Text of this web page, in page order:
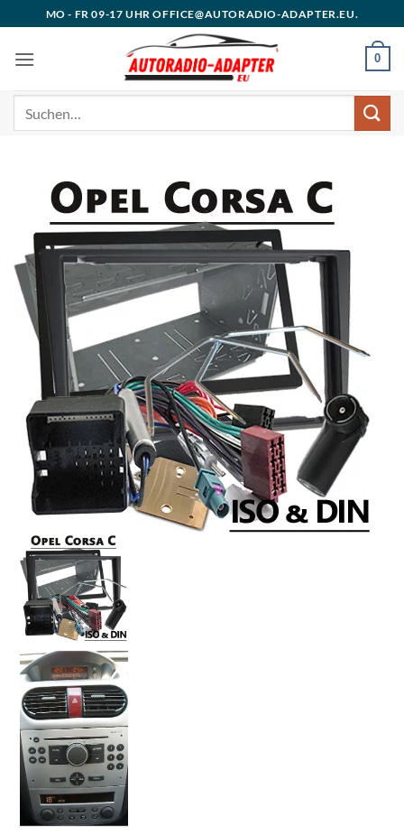
Inhalt
springen
MO - FR 09-17 UHR OFFICE@AUTORADIO-ADAPTER.EU.
0